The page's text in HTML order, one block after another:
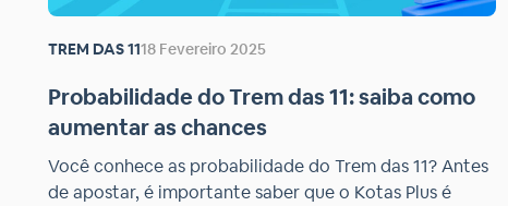
TREM DAS 1118 Fevereiro 2025
Probabilidade do Trem das 11: saiba como
aumentar as chances
Você conhece as probabilidade do Trem das 11? Antes
de apostar, é importante saber que o Kotas Plus é